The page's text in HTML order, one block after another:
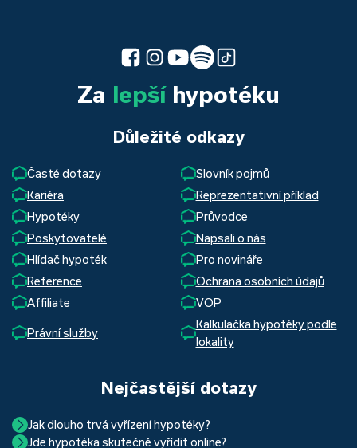
Za lepšíhypotéku
Důležité odkazy
Časté dotazy
Slovník pojmů
Kariéra
Reprezentativní příklad
Hypotéky
Průvodce
Poskytovatelé
Napsali o nás
Hlídač hypoték
Pro novináře
Reference
Ochrana osobních údajů
Affiliate
VOP
Právní služby
Kalkulačka hypotéky podle
lokality
Nejčastější dotazy
Jak dlouho trvá vyřízení hypotéky?
Hypotéka se dá zvládnout za měsíc i za tři. Nejčastěji její
Jde hypotéka skutečně vyřídit online?